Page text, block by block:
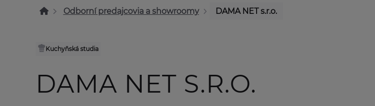
Odborní predajcovia a showroomy DAMA NET s.r.o.
Kuchyňská studia
DAMA NET S.R.O.